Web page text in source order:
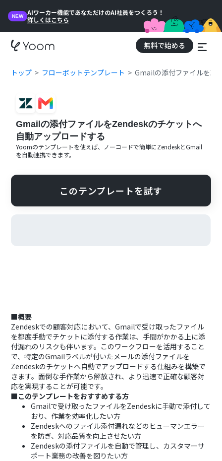
NEW
AIワーカー機能であなただけのAI社員をつくろう！
詳しくはこちら
無料で始める
トップ フローボットテンプレート Gmailの添付ファイルを
Gmailの添付ファイルをZendeskのチケットへ
自動アップロードする
Yoomのテンプレートを使えば、ノーコードで簡単にZendeskとGmail
を自動連携できます。
このテンプレートを試す
■概要
Zendeskでの顧客対応において、Gmailで受け取ったファイル
を都度手動でチケットに添付する作業は、手間がかかる上に添
付漏れのリスクも伴います。このワークフローを活用すること
で、特定のGmailラベルが付いたメールの添付ファイルを
Zendeskのチケットへ自動でアップロードする仕組みを構築で
きます。面倒な手作業から解放され、より迅速で正確な顧客対
応を実現することが可能です。
■このテンプレートをおすすめする方
Gmailで受け取ったファイルをZendeskに手動で添付して
おり、作業を効率化したい方
Zendeskへのファイル添付漏れなどのヒューマンエラー
を防ぎ、対応品質を向上させたい方
Zendeskの添付ファイルを自動で管理し、カスタマーサ
ポート業務の改善を図りたい方